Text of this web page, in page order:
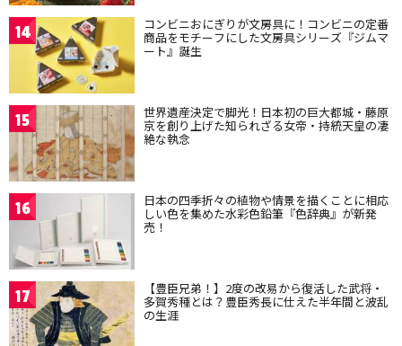
14 コンビニおにぎりが文房具に！コンビニの定番
商品をモチーフにした文房具シリーズ『ジムマ
ート』誕生
15 世界遺産決定で脚光！日本初の巨大都城・藤原
京を創り上げた知られざる女帝・持統天皇の凄
絶な執念
16 日本の四季折々の植物や情景を描くことに相応
しい色を集めた水彩色鉛筆『色辞典』が新発
売！
17 【豊臣兄弟！】2度の改易から復活した武将・
多賀秀種とは？豊臣秀長に仕えた半年間と波乱
の生涯